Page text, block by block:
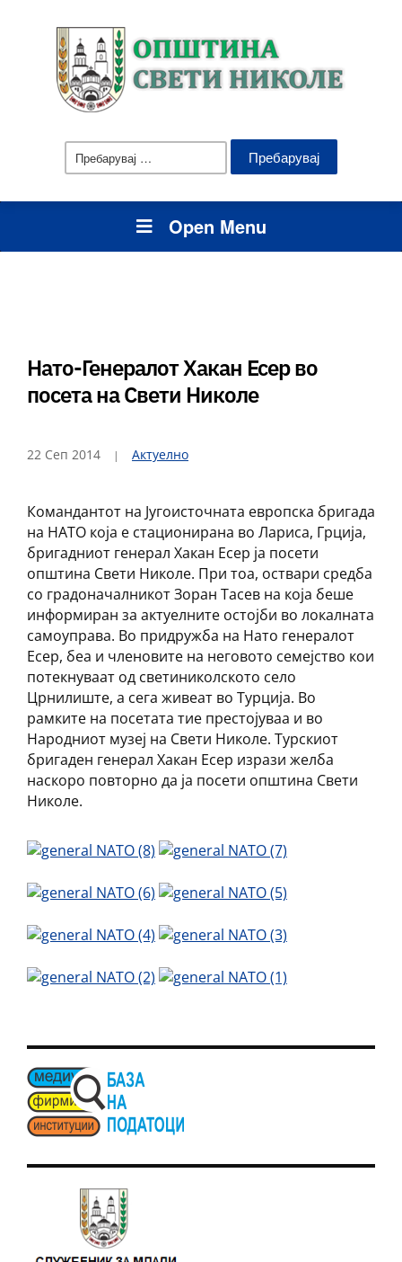
Пребарувај
за:
Open Menu
Нато-Генералот Хакан Есер во
посета на Свети Николе
22 Сеп 2014 Актуелно
Командантот на Југоисточната европска бригада
на НАТО која е стационирана во Лариса, Грција,
бригадниот генерал Хакан Есер ја посети
општина Свети Николе. При тоа, оствари средба
со градоначалникот Зоран Тасев на која беше
информиран за актуелните остојби во локалната
самоуправа. Во придружба на Нато генералот
Есер, беа и членовите на неговото семејство кои
потекнуваат од светиниколското село
Црнилиште, а сега живеат во Турција. Во
рамките на посетата тие престојуваа и во
Народниот музеј на Свети Николе. Турскиот
бригаден генерал Хакан Есер изрази желба
наскоро повторно да ја посети општина Свети
Николе.